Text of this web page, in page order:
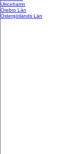
Ulricehamn
Örebro Län
Östergötlands Län